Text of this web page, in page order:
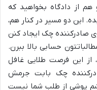
از دادگاه بخواهید که
این دو مسیر در کنار هم،
صادرکننده چک ایجاد کنن
حسابی بالا ببرن.
از این فرصت طلایی غافل
چک بابت جرمش
پوشی از طلب شما نیست